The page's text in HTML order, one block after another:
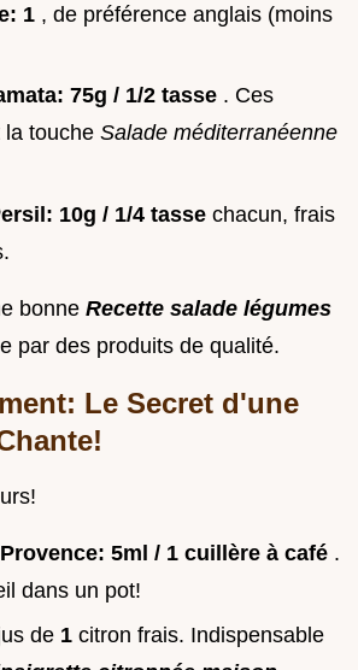
1 , de préférence anglais (moins
75g / 1/2 tasse . Ces
la touche Salade méditerranéenne
10g / 1/4 tasse chacun, frais
bonne Recette salade légumes
par des produits de qualité.
Le Secret d'une
5ml / 1 cuillère à café .
dans un pot!
de 1 citron frais. Indispensable